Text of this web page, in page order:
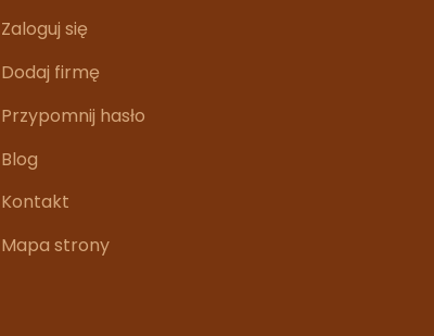
Zaloguj się
Dodaj firmę
Przypomnij hasło
Blog
Kontakt
Mapa strony